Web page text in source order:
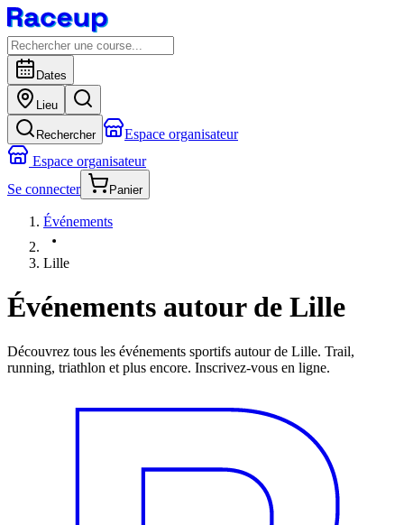
Dates
Lieu
Rechercher
Espace organisateur
Espace organisateur
Se connecter
Panier
Événements
Lille
Événements autour de Lille
Découvrez tous les événements sportifs autour de Lille. Trail,
running, triathlon et plus encore. Inscrivez-vous en ligne.